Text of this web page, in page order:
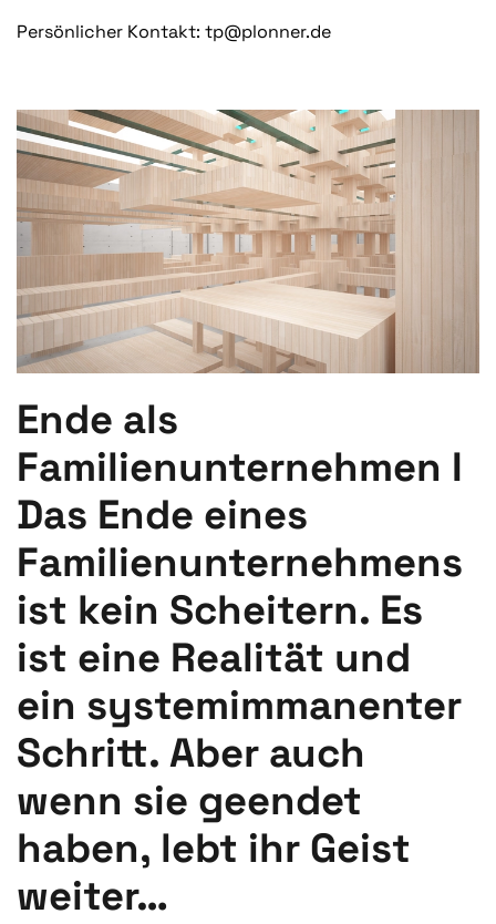
Persönlicher Kontakt: tp@plonner.de
Ende als
Familienunternehmen I
Das Ende eines
Familienunternehmens
ist kein Scheitern. Es
ist eine Realität und
ein systemimmanenter
Schritt. Aber auch
wenn sie geendet
haben, lebt ihr Geist
weiter…